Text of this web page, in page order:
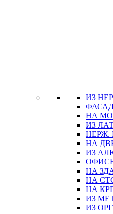
ИЗ
НА
ИЗ
НЕРЖ.
НА
ИЗ
НА
НА
НА
ИЗ
ИЗ